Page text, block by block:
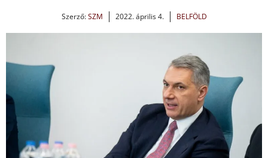
Szerző:SZM 2022. április 4. BELFÖLD